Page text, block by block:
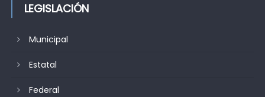
LEGISLACIÓN
Municipal
Estatal
Federal